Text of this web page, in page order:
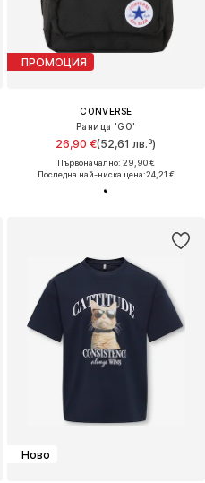
ПРОМОЦИЯ
CONVERSE
Раница 'GO'
26,90 €(52,61 лв.³)
Първоначално: 29,90 €
Последна най-ниска цена:24,21 €
Ново